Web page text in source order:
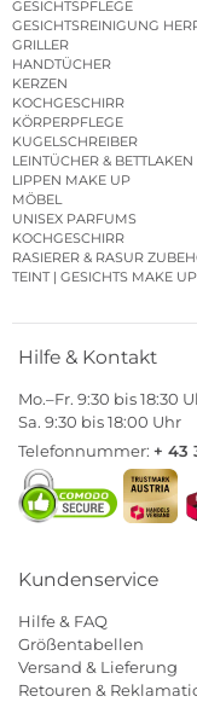
GESICHTSPFLEGE
GESICHTSREINIGUNG
GRILLER
HANDTÜCHER
KERZEN
KOCHGESCHIRR
KÖRPERPFLEGE
KUGELSCHREIBER
LEINTÜCHER & BETTLAKEN
LIPPEN MAKE UP
MÖBEL
UNISEX PARFUMS
KOCHGESCHIRR
RASIERER & RASUR
TEINT | GESICHTS MAKE UP
Hilfe & Kontakt
Mo.–Fr. 9:30 bis 18:30
Sa. 9:30 bis 18:00 Uhr
Telefonnummer: + 43
Kundenservice
Hilfe & FAQ
Größentabellen
Versand & Lieferung
Retouren &